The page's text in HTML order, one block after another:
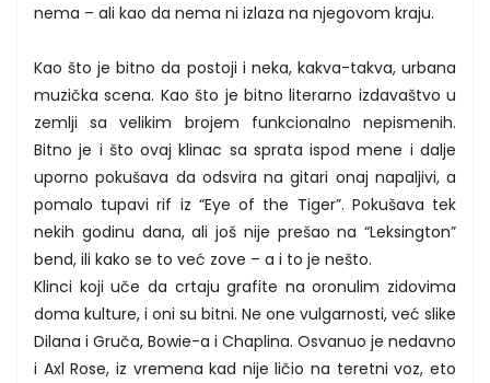
nema – ali kao da nema ni izlaza na njegovom kraju.
Kao što je bitno da postoji i neka, kakva-takva, urbana
muzička scena. Kao što je bitno literarno izdavaštvo u
zemlji sa velikim brojem funkcionalno nepismenih.
Bitno je i što ovaj klinac sa sprata ispod mene i dalje
uporno pokušava da odsvira na gitari onaj napaljivi, a
pomalo tupavi rif iz “Eye of the Tiger”. Pokušava tek
nekih godinu dana, ali još nije prešao na “Leksington”
bend, ili kako se to već zove – a i to je nešto.
Klinci koji uče da crtaju grafite na oronulim zidovima
doma kulture, i oni su bitni. Ne one vulgarnosti, već slike
Dilana i Gruča, Bowie-a i Chaplina. Osvanuo je nedavno
i Axl Rose, iz vremena kad nije ličio na teretni voz, eto